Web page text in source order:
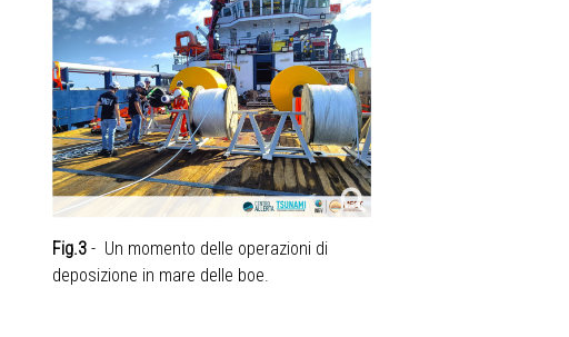
Fig.3 - Un momento delle operazioni di
deposizione in mare delle boe.